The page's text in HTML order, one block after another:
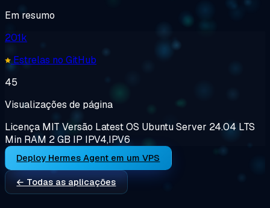
Em resumo
201k
Estrelas no GitHub
45
Visualizações de página
Licença MIT Versão LatestOS Ubuntu Server 24.04 LTS
Min RAM 2 GB IP IPV4,IPV6
Deploy Hermes Agent em um VPS
← Todas as aplicações